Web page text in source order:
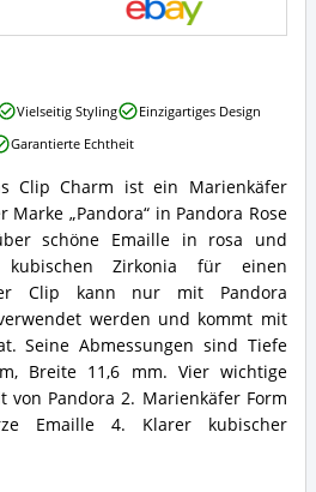
Clip Charm ist ein Marienkäfer
„Pandora“ in Pandora Rose
schöne Emaille in rosa und
Zirkonia für einen
Clip kann nur mit Pandora
werden und kommt mit
Seine Abmessungen sind Tiefe
Breite 11,6 mm. Vier wichtige
von Pandora 2. Marienkäfer Form
Emaille 4. Klarer kubischer
Vielseitig Styling
Einzigartiges Design
Garantierte Echtheit